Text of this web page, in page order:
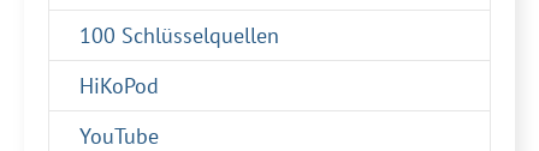
100 Schlüsselquellen
HiKoPod
YouTube